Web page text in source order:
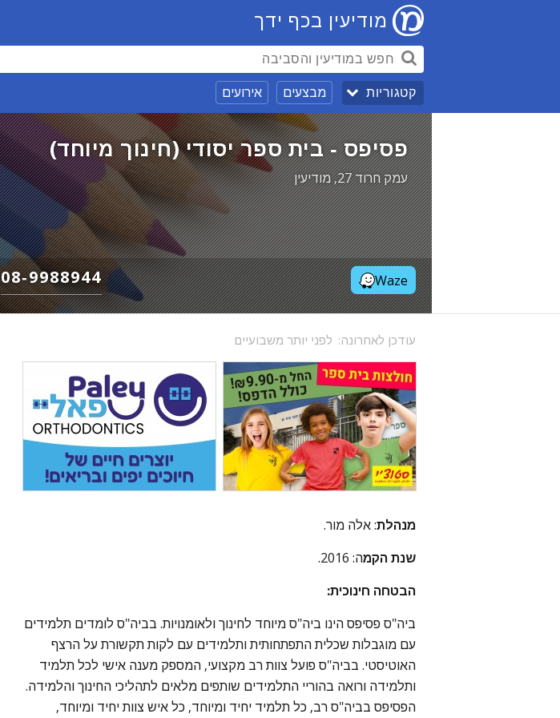
מודיעין בכף ידך
קטגוריות מבצעים אירועים
פסיפס - בית ספר יסודי (חינוך מיוחד)
עמק חרוד 27, מודיעין
Waze
08-9988944
עודכן לאחרונה: לפני יותר משבועיים
מנהלת: אלה מור.
שנת הקמה: 2016.
הבטחה חינוכית:
ביה"ס פסיפס הינו ביה"ס מיוחד לחינוך ולאומנויות. בביה"ס לומדים תלמידים
עם מוגבלות שכלית התפתחותית ותלמידים עם לקות תקשורת על הרצף
האוטיסטי. בביה"ס פועל צוות רב מקצועי, המספק מענה אישי לכל תלמיד
ותלמידה ורואה בהוריי התלמידים שותפים מלאים לתהליכי החינוך והלמידה.
הפסיפס בביה"ס רב, כל תלמיד יחיד ומיוחד, כל איש צוות יחיד ומיוחד,